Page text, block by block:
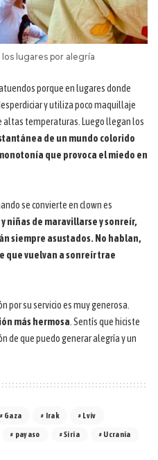
lugares por alegría
porque en lugares donde
y utiliza poco maquillaje
altas temperaturas. Luego llegan los
de un mundo colorido
que provoca el miedo en
se convierte en clown es
niñas de maravillarse y sonreír,
siempre asustados. No hablan,
que vuelvan a sonreír trae
por su servicio es muy generosa.
más hermosa. Sentís que hiciste
de que puedo generar alegría y un
Gaza Irak Lviv
payaso Siria Ucrania